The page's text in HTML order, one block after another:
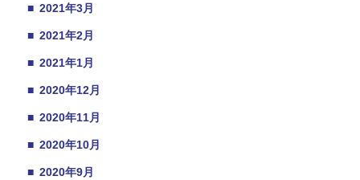
■ 2021年3月
■ 2021年2月
■ 2021年1月
■ 2020年12月
■ 2020年11月
■ 2020年10月
■ 2020年9月